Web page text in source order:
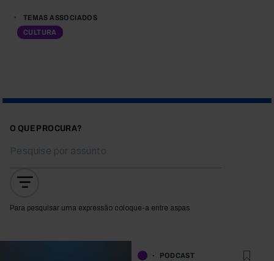
TEMAS ASSOCIADOS
CULTURA
O QUE PROCURA?
Para pesquisar uma expressão coloque-a entre aspas
PODCAST